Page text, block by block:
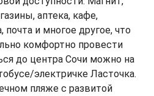
аптека, кафе,
почта и многое другое, что
комфортно провести
до центра Сочи можно на
электричке Ласточка.
пляже с развитой